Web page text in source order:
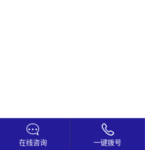

在线咨询

一键拨号